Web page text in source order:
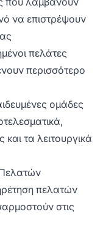
να επιστρέψουν
πελάτες
περισσότερο
ομάδες
τα λειτουργικά
πελατών
στις